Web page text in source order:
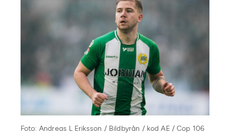
Foto: Andreas L Eriksson / Bildbyrån / kod AE / Cop 106